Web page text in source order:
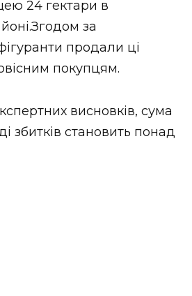
24 гектари в
за
продали ці
покупцям.
висновків, сума
збитків становить понад